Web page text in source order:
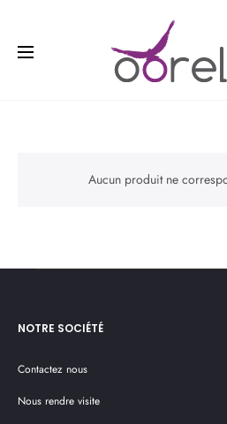
Aucun produit ne
NOTRE SOCIÉTÉ
Contactez nous
Nous rendre visite